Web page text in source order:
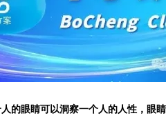
的眼睛可以洞察一个人的人性，眼